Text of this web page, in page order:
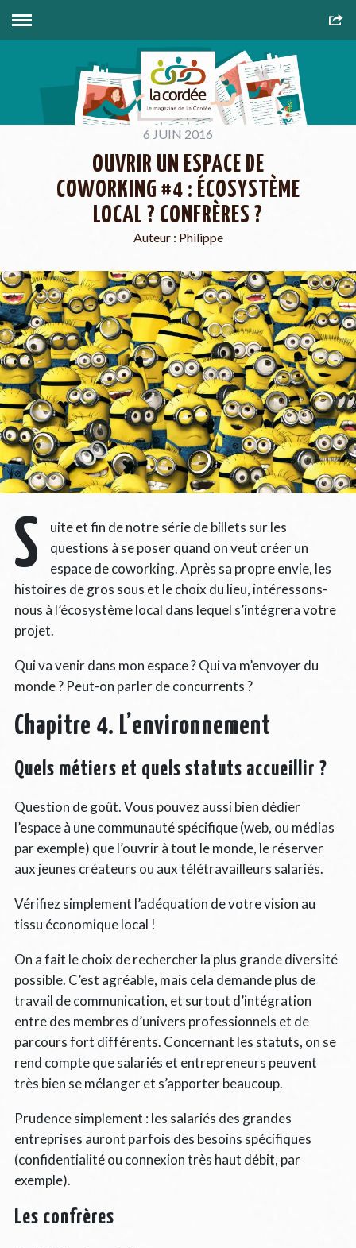
6 JUIN 2016
OUVRIR UN ESPACE DE
COWORKING #4 : ÉCOSYSTÈME
LOCAL ? CONFRÈRES ?
Auteur : Philippe
S
uite et fin de notre série de billets sur les
questions à se poser quand on veut créer un
espace de coworking. Après sa propre envie, les
histoires de gros sous et le choix du lieu, intéressons-
nous à l’écosystème local dans lequel s’intégrera votre
projet.
Qui va venir dans mon espace ? Qui va m’envoyer du
monde ? Peut-on parler de concurrents ?
Chapitre 4. L’environnement
Quels métiers et quels statuts accueillir ?
Question de goût. Vous pouvez aussi bien dédier
l’espace à une communauté spécifique (web, ou médias
par exemple) que l’ouvrir à tout le monde, le réserver
aux jeunes créateurs ou aux télétravailleurs salariés.
Vérifiez simplement l’adéquation de votre vision au
tissu économique local !
On a fait le choix de rechercher la plus grande diversité
possible. C’est agréable, mais cela demande plus de
travail de communication, et surtout d’intégration
entre des membres d’univers professionnels et de
parcours fort différents. Concernant les statuts, on se
rend compte que salariés et entrepreneurs peuvent
très bien se mélanger et s’apporter beaucoup.
Prudence simplement : les salariés des grandes
entreprises auront parfois des besoins spécifiques
(confidentialité ou connexion très haut débit, par
exemple).
Les confrères